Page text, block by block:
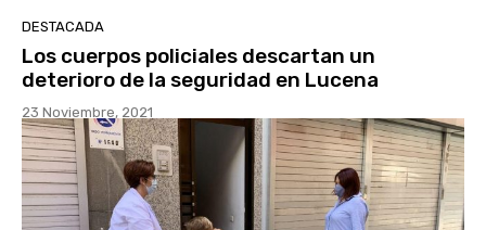
DESTACADA
Los cuerpos policiales descartan un
deterioro de la seguridad en Lucena
23 Noviembre, 2021